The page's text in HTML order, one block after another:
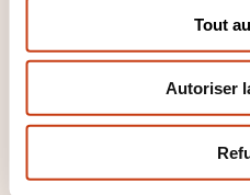
Tout
Autoriser
À SAVOIR ?
Chaque participant doit
des écouteurs ou d'un